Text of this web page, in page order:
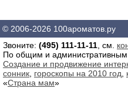
© 2006-2026 100ароматов.ру
Звоните: (495) 111-11-11 , см.
По общим и
Создание и продвижение
сонник гороскопы на 2010 год
«Страна мам»